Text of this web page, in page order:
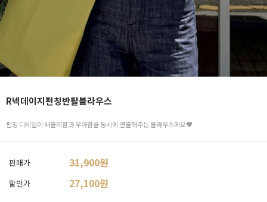
R넥데이지펀칭반팔블라우스
펀칭 디테일이 러블리함과 우아함을 동시에 연출해주는 블라우스에요♥
판매가 31,900원
할인가 27,100원